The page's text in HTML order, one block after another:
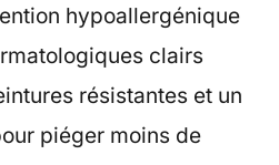
hypoallergénique
clairs
résistantes et un
piéger moins de